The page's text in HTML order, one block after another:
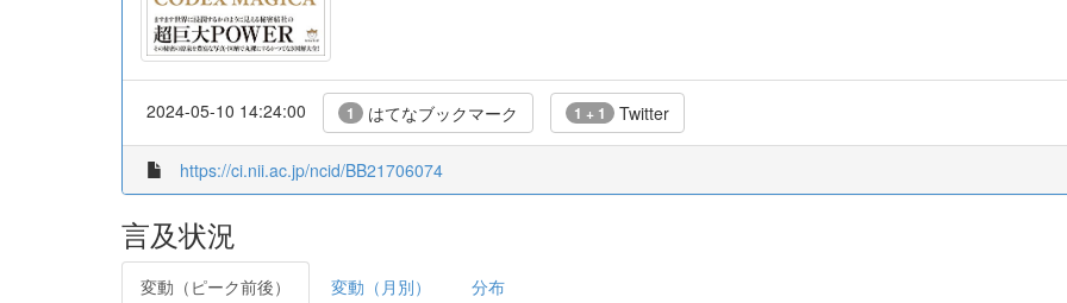
2024-05-10 14:24:00 1 はてなブックマーク 1 + 1 Twitter
https://ci.nii.ac.jp/ncid/BB21706074
言及状況
変動（ピーク前後） 変動（月別） 分布